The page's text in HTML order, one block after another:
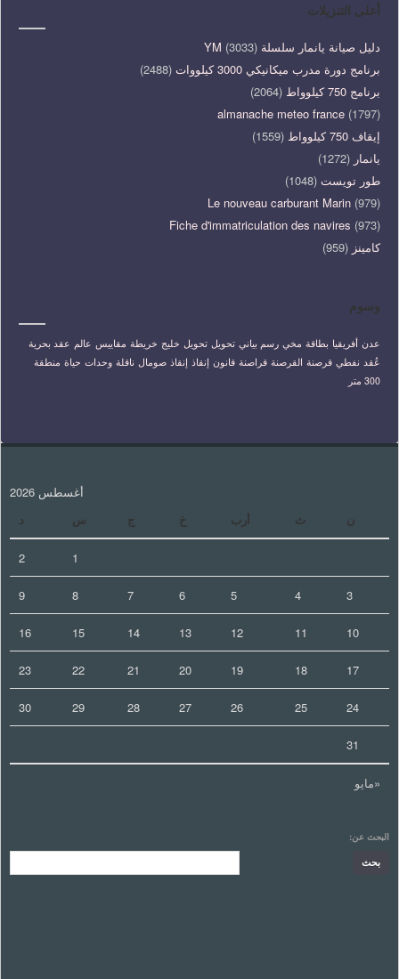
أعلى التنزيلات
دليل صيانة يانمار سلسلة YM (3033)
برنامج دورة مدرب ميكانيكي 3000 كيلووات
(2488)
برنامج 750 كيلوواط
(2064)
almanache meteo france (1797)
إيقاف 750 كيلوواط
(1559)
يانمار (1272)
طور تويست (1048)
Le nouveau carburant Marin (979)
Fiche d'immatriculation des navires (973)
كامينز (959)
وسوم
عدن أفريقيا بطاقة مخي رسم بياني تحويل تحويل خليج خريطة مقاييس عالم عقد بحرية
عُقد نفطي قرصنة القرصنة قراصنة قانون إنقاذ إنقاذ صومال ناقلة وحدات حياة منطقة
300 متر
أغسطس 2026
ن
ث أرب خ ج س د
«مايو
1
2
3
4
5
6
7
8
9
10
11
12
13
14
15
16
17
18
19
20
21
22
23
24
25
26
27
28
29
30
31
البحث عن: